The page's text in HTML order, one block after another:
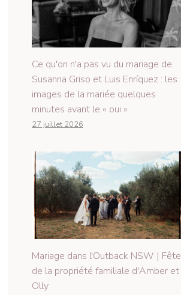
Ce qu'on n'a pas vu du mariage de
Susanna Griso et Luis Enríquez : les
images de la mariée quelques
minutes avant le « oui »
27 juillet 2026
Mariage dans l'Outback NSW | Fête
de la propriété familiale d'Amber et
Olly